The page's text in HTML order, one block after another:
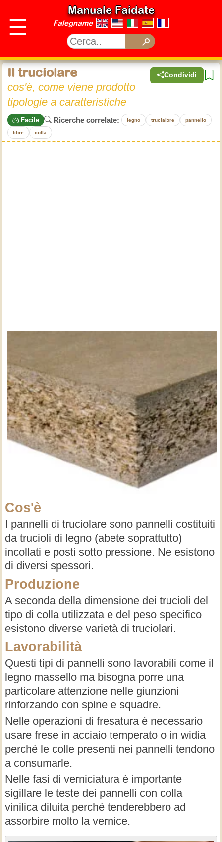
☰
Manuale Faidate
Falegname
Condividi
Il truciolare
cos'è, come viene prodotto
tipologie a caratteristiche
Facile Ricerche correlate: legno trucialore pannello
fibre colla
Cos'è
I pannelli di truciolare sono pannelli costituiti
da trucioli di legno (abete soprattutto)
incollati e posti sotto pressione. Ne esistono
di diversi spessori.
Produzione
A seconda della dimensione dei trucioli del
tipo di colla utilizzata e del peso specifico
esistono diverse varietà di truciolari.
Lavorabilità
Questi tipi di pannelli sono lavorabili come il
legno massello ma bisogna porre una
particolare attenzione nelle giunzioni
rinforzando con spine e squadre.
Nelle operazioni di fresatura è necessario
usare frese in acciaio temperato o in widia
perché le colle presenti nei pannelli tendono
a consumarle.
Nelle fasi di verniciatura è importante
sigillare le teste dei pannelli con colla
vinilica diluita perché tenderebbero ad
assorbire molto la vernice.